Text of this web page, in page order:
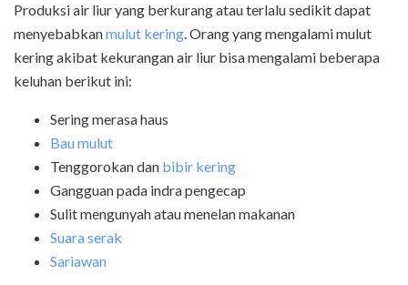
Produksi air liur yang berkurang atau terlalu sedikit dapat
menyebabkanmulut kering. Orang yang mengalami mulut
kering akibat kekurangan air liur bisa mengalami beberapa
keluhan berikut ini:
Sering merasa haus
Bau mulut
Tenggorokan dan bibir kering
Gangguan pada indra pengecap
Sulit mengunyah atau menelan makanan
Suara serak
Sariawan